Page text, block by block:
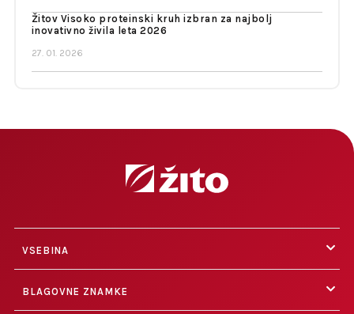
Žitov Visoko proteinski kruh izbran za najbolj
inovativno živila leta 2026
27. 01. 2026
VSEBINA
BLAGOVNE ZNAMKE